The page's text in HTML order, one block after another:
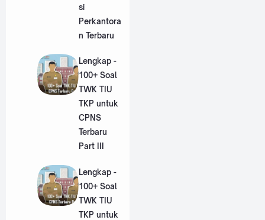
si
Perkantora
n Terbaru
Lengkap -
100+ Soal
TWK TIU
TKP untuk
CPNS
Terbaru
Part III
Lengkap -
100+ Soal
TWK TIU
TKP untuk